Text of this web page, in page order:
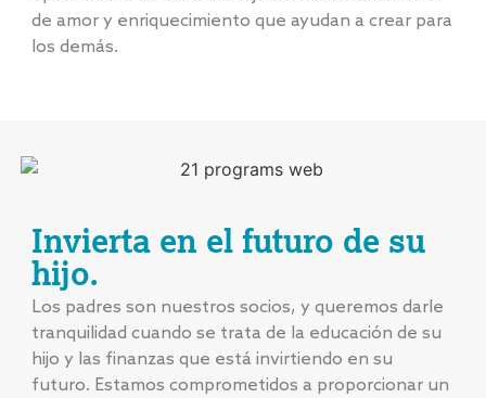
de amor y enriquecimiento que ayudan a crear para
los demás.
Invierta en el futuro de su
hijo.
Los padres son nuestros socios, y queremos darle
tranquilidad cuando se trata de la educación de su
hijo y las finanzas que está invirtiendo en su
futuro. Estamos comprometidos a proporcionar un